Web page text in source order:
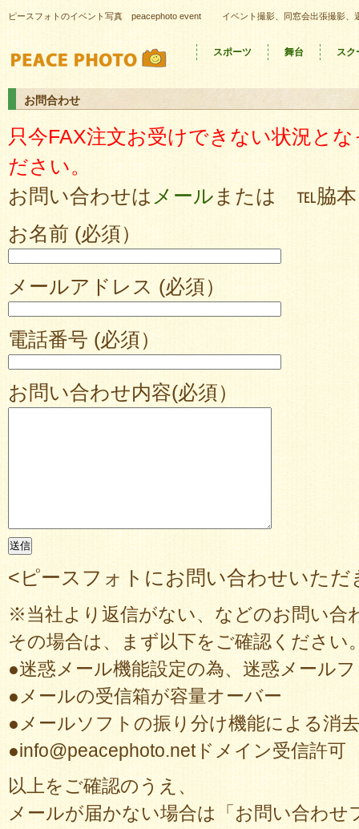
ピースフォトのイベント写真 peacephoto event イベント撮影、同窓会出張撮影
スポーツ 舞台 スク
お問合わせ
只今FAX注文お受けできない状況と
ださい。
お問い合わせはメールまたは ℡脇本
お名前 (必須）
メールアドレス (必須）
電話番号 (必須）
お問い合わせ内容(必須）
<ピースフォトにお問い合わせいた
※当社より返信がない、などのお問い合
その場合は、まず以下をご確認ください
●迷惑メール機能設定の為、迷惑メール
●メールの受信箱が容量オーバー
●メールソフトの振り分け機能による消
●info@peacephoto.netドメイン受信許可
以上をご確認のうえ、
メールが届かない場合は「お問い合わせ